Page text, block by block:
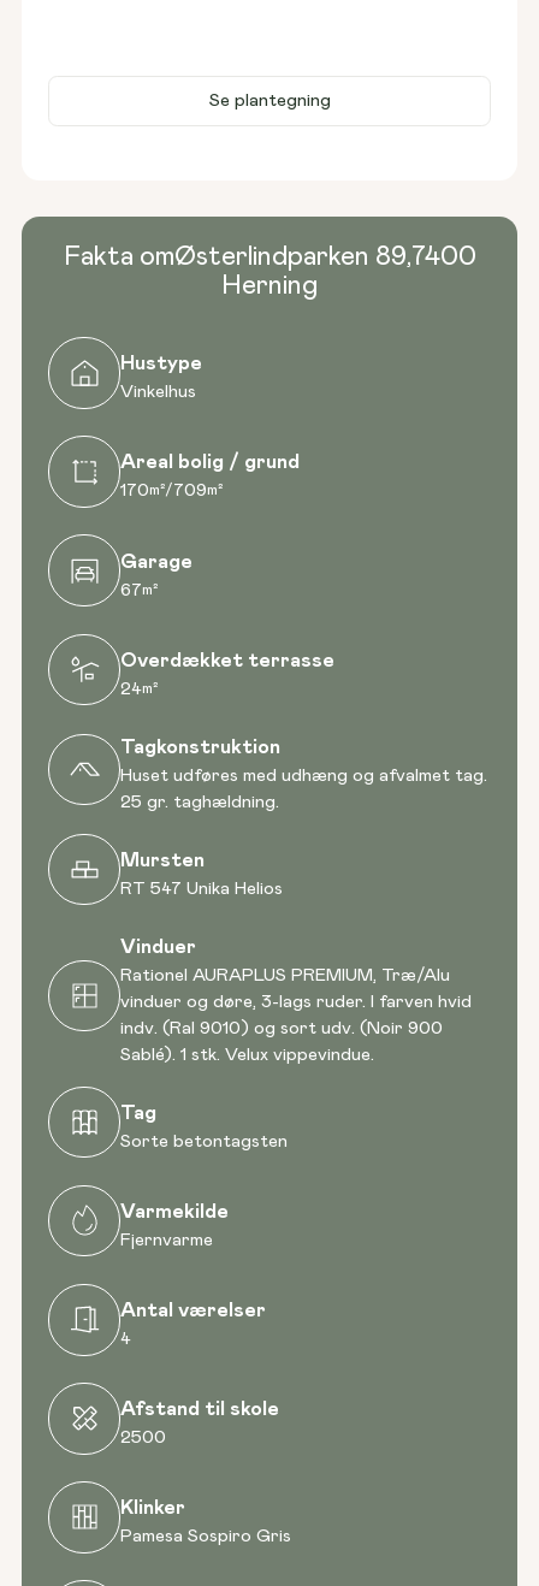
Se plantegning
Fakta omØsterlindparken 89,7400
Herning
Hustype
Vinkelhus
Areal bolig / grund
170m²/ 709m²
Garage
67m²
Overdækket terrasse
24m²
Tagkonstruktion
Huset udføres med udhæng og afvalmet tag.
25 gr. taghældning.
Mursten
RT 547 Unika Helios
Vinduer
Rationel AURAPLUS PREMIUM, Træ/Alu
vinduer og døre, 3-lags ruder. I farven hvid
indv. (Ral 9010) og sort udv. (Noir 900
Sablé). 1 stk. Velux vippevindue.
Tag
Sorte betontagsten
Varmekilde
Fjernvarme
Antal værelser
4
Afstand til skole
2500
Klinker
Pamesa Sospiro Gris